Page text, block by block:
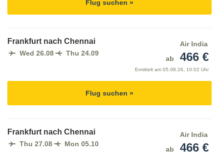
Flug suchen »
Frankfurt nach Chennai
Wed 26.08 Thu 24.09
Air India
ab
466 €
Ermittelt am 05.08.26, 10:02 Uhr
Flug suchen »
Frankfurt nach Chennai
Thu 27.08 Mon 05.10
Air India
ab
466 €